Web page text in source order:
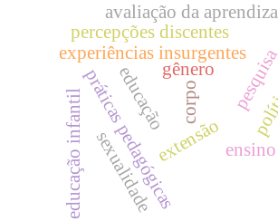
educação corpo
ensino
extensão
práticas pedagógicas
experiências insurgentes
educação infantil
percepções discentes
avaliação da
gênero
sexualidade